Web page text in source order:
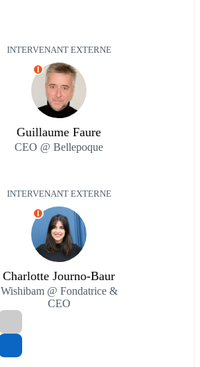
INTERVENANT EXTERNE
I
Guillaume Faure
CEO @ Bellepoque
INTERVENANT EXTERNE
I
Charlotte Journo-Baur
Wishibam @ Fondatrice &
CEO